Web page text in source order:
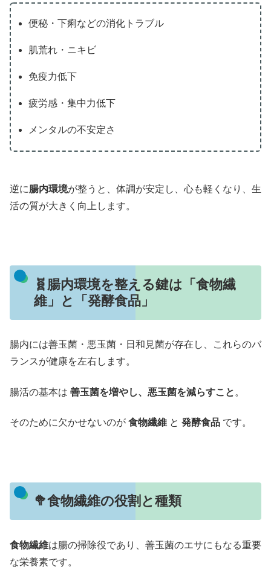
便秘・下痢などの消化トラブル
肌荒れ・ニキビ
免疫力低下
疲労感・集中力低下
メンタルの不安定さ
逆に腸内環境が整うと、体調が安定し、心も軽くなり、生
活の質が大きく向上します。
🧬腸内環境を整える鍵は「食物繊
維」と「発酵食品」
腸内には善玉菌・悪玉菌・日和見菌が存在し、これらのバ
ランスが健康を左右します。
腸活の基本は 善玉菌を増やし、悪玉菌を減らすこと 。
そのために欠かせないのが 食物繊維 と 発酵食品 です。
🥦食物繊維の役割と種類
食物繊維は腸の掃除役であり、善玉菌のエサにもなる重要
な栄養素です。